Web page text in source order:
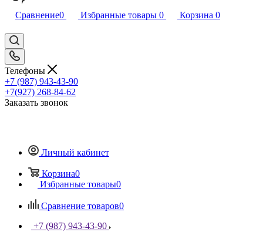
Сравнение0 Избранные товары 0 Корзина 0
Телефоны
+7 (987) 943-43-90
+7(927) 268-84-62
Заказать звонок
Личный кабинет
Корзина0
Избранные товары0
Сравнение товаров0
+7 (987) 943-43-90